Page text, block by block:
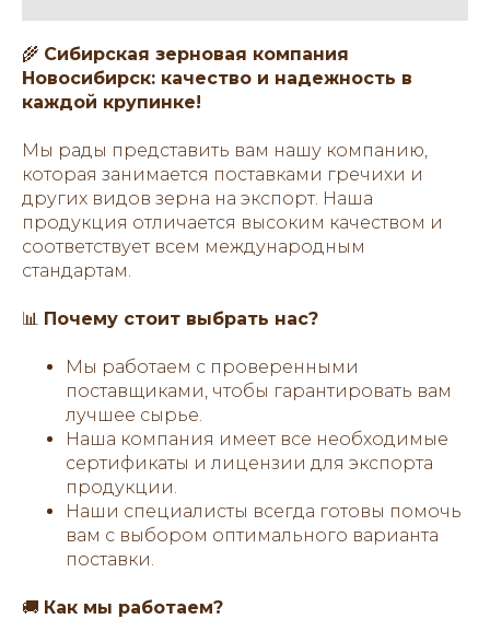
🌾 Сибирская зерновая компания
Новосибирск: качество и надежность в
каждой крупинке!
Мы рады представить вам нашу компанию,
которая занимается поставками гречихи и
других видов зерна на экспорт. Наша
продукция отличается высоким качеством и
соответствует всем международным
стандартам.
📊 Почему стоит выбрать нас?
Мы работаем с проверенными
поставщиками, чтобы гарантировать вам
лучшее сырье.
Наша компания имеет все необходимые
сертификаты и лицензии для экспорта
продукции.
Наши специалисты всегда готовы помочь
вам с выбором оптимального варианта
поставки.
🚚 Как мы работаем?